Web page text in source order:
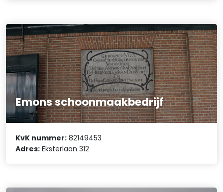
Emons schoonmaakbedrijf
KvK nummer: 82149453
Adres: Eksterlaan 312